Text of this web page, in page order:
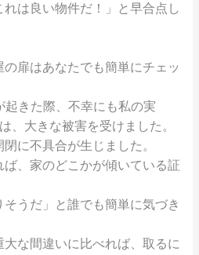
は良い物件だ！」と早合点し
の扉はあなたでも簡単にチェッ
起きた際、不幸にも私の実
、大きな被害を受けました。
に不具合が生じました。
、家のどこかが傾いている証
そうだ」と誰でも簡単に気づき
大な間違いに比べれば、取るに